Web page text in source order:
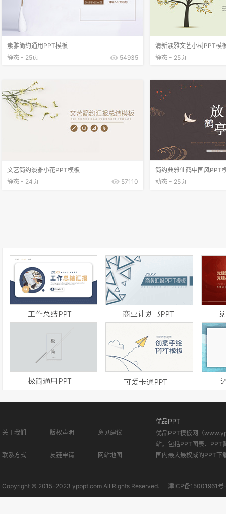
素雅简约通用PPT模板
静态 - 25页
54935
清新淡雅文艺小树PPT模
静态 - 25页
文艺简约淡雅小花PPT模板
静态 - 24页
57110
简约典雅仙鹤中国风PPT
动态 - 25页
关于我们 版权声明 意见建议
联系方式 友链申请 网站地图
优品PPT
优品PPT模板网（
站。包括PPT图表、PPT
国内最大最权威的PPT下
Copyright © 2015-2023 ypppt.com All Rights Reserved. 津ICP备15001961号